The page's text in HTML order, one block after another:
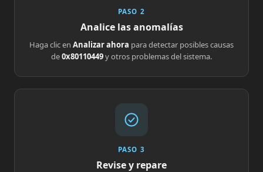
PASO 2
Analice las anomalías
Haga clic en Analizar ahora para detectar posibles causas
de0x80110449y otros problemas del sistema.
PASO 3
Revise y repare